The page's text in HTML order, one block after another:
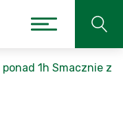
ponad 1h Smacznie z